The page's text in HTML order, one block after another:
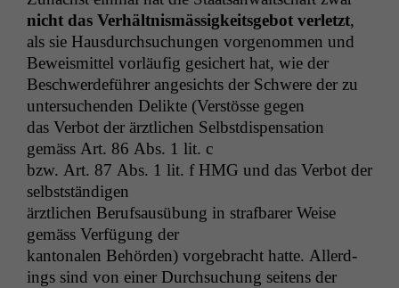
nicht das Ver­hält­nis­mäs­sigkeits­ge­bot ver­let­zt,
als sie Haus­durch­suchun­gen vorgenom­men und
Beweis­mit­tel vor­läu­fig gesichert hat, wie der
Beschw­erde­führer angesichts der Schwere der zu
unter­suchen­den Delik­te (Ver­stösse gegen
das Ver­bot der ärztlichen Selb­st­dis­pen­sa­tion
gemäss Art. 86 Abs. 1 lit. c
bzw. Art. 87 Abs. 1 lit. fHMG und das Ver­bot der
selbstständigen
ärztlichen Beruf­sausübung in straf­bar­er Weise
gemäss Ver­fü­gung der
kan­tonalen Behör­den) vorge­bracht hat­te. Allerd­
ings sind von ein­er Durch­suchung seit­ens der